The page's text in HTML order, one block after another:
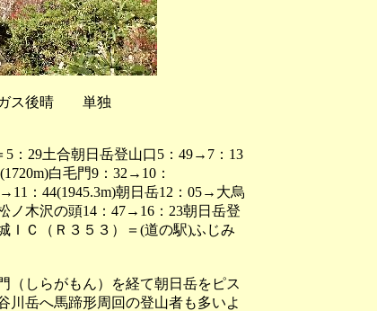
ス後晴 単独
：29土合朝日岳登山口5：49→7：13
白毛門9：32→10：
：44(1945.3m)朝日岳12：05→大烏
木沢の頭14：47→16：23朝日岳登
ＩＣ（Ｒ３５３）＝(道の駅)ふじみ
しらがもん）を経て朝日岳をピス
川岳へ馬蹄形周回の登山者も多いよ